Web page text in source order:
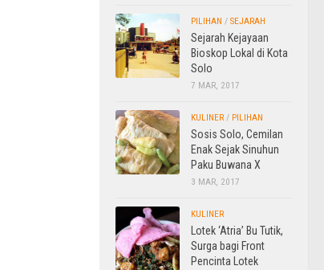
PILIHAN / SEJARAH
Sejarah Kejayaan
Bioskop Lokal di Kota
Solo
7 MAR, 2017
KULINER / PILIHAN
Sosis Solo, Cemilan
Enak Sejak Sinuhun
Paku Buwana X
3 MAR, 2017
KULINER
Lotek ‘Atria’ Bu Tutik,
Surga bagi Front
Pencinta Lotek